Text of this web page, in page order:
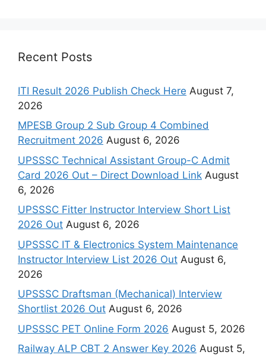
Recent Posts
ITI Result 2026 Publish Check Here August 7,
2026
MPESB Group 2 Sub Group 4 Combined
Recruitment 2026 August 6, 2026
UPSSSC Technical Assistant Group-C Admit
Card 2026 Out – Direct Download Link August
6, 2026
UPSSSC Fitter Instructor Interview Short List
2026 Out August 6, 2026
UPSSSC IT & Electronics System Maintenance
Instructor Interview List 2026 Out August 6,
2026
UPSSSC Draftsman (Mechanical) Interview
Shortlist 2026 Out August 6, 2026
UPSSSC PET Online Form 2026 August 5, 2026
Railway ALP CBT 2 Answer Key 2026 August 5,